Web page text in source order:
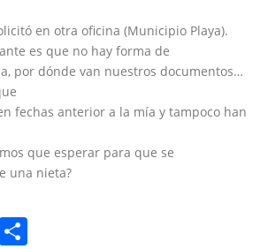
en otra oficina (Municipio Playa).
es que no hay forma de
por dónde van nuestros documentos…
fechas anterior a la mía y tampoco han
que esperar para que se
una nieta?
WhatsApp